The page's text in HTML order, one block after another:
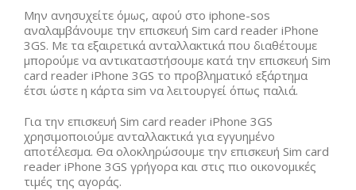
Μην ανησυχείτε όμως, αφού στο iphone-sos
αναλαμβάνουμε την επισκευή Sim card reader iPhone
3GS. Με τα εξαιρετικά ανταλλακτικά που διαθέτουμε
μπορούμε να αντικαταστήσουμε κατά την επισκευή Sim
card reader iPhone 3GS το προβληματικό εξάρτημα
έτσι ώστε η κάρτα sim να λειτουργεί όπως παλιά.
Για την επισκευή Sim card reader iPhone 3GS
χρησιμοποιούμε ανταλλακτικά για εγγυημένο
αποτέλεσμα. Θα ολοκληρώσουμε την επισκευή Sim card
reader iPhone 3GS γρήγορα και στις πιο οικονομικές
τιμές της αγοράς.